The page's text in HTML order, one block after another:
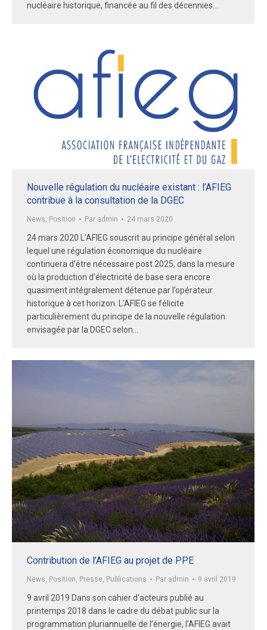
nucléaire historique, financée au fil des décennies…
Nouvelle régulation du nucléaire existant : l’AFIEG
contribue à la consultation de la DGEC
News, Position Par admin 24 mars 2020
24 mars 2020 L’AFIEG souscrit au principe général selon
lequel une régulation économique du nucléaire
continuera d’être nécessaire post 2025, dans la mesure
où la production d’électricité de base sera encore
quasiment intégralement détenue par l’opérateur
historique à cet horizon. L’AFIEG se félicite
particulièrement du principe de la nouvelle régulation
envisagée par la DGEC selon…
Contribution de l’AFIEG au projet de PPE
News, Position, Presse, Publications Par admin 9 avril 2019
9 avril 2019 Dans son cahier d’acteurs publié au
printemps 2018 dans le cadre du débat public sur la
programmation pluriannuelle de l’énergie, l’AFIEG avait